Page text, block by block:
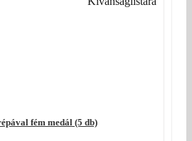
fém medál (5 db)